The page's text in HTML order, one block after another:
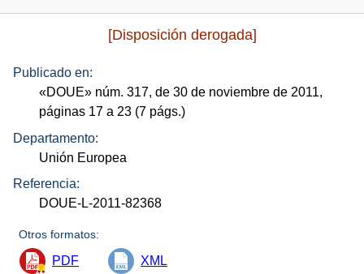
[Disposición derogada]
Publicado en:
«DOUE» núm. 317, de 30 de noviembre de 2011,
páginas 17 a 23 (7 págs.)
Departamento:
Unión Europea
Referencia:
DOUE-L-2011-82368
Otros formatos:
PDF XML